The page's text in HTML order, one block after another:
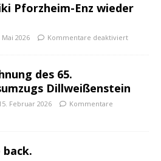
Pforzheim-Enz wieder
2026 Kommentare deaktiviert
des 65.
Dillweißenstein
Februar 2026
Kommentare
back.